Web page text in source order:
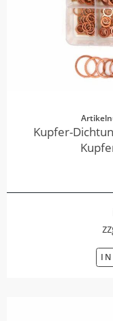
Kupfer-